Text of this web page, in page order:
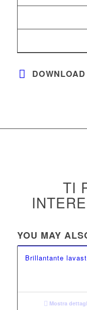
TI
YOU MAY
Brillantante
Mostra